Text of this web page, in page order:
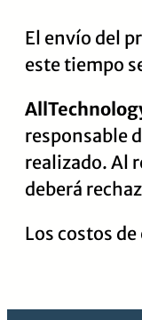
contenido
El envío del
este tiempo
responsable
realizado. Al
deberá
Los costos